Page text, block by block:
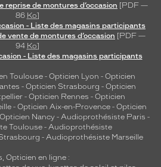
de montures d’occasion [PDF —
86 Ko]
- Liste des magasins participants
vente de montures d’occasion [PDF —
94 Ko]
- Liste des magasins participants
Toulouse- Opticien Lyon - Opticien
- Opticien Strasbourg - Opticien
- Opticien Rennes - Opticien
- Opticien Aix-en-Provence - Opticien
Opticien Nancy - Audioprothésiste Paris -
Toulouse- Audioprothésiste
- Audioprothésiste Marseille
Opticien en ligne :